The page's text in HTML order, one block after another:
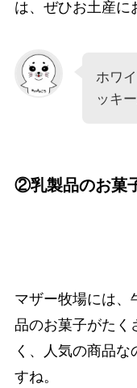
は、ぜひお土産に
ホワ
ッキ
②乳製品のお菓
マザー牧場には、
品のお菓子がたく
く、人気の商品な
すね。